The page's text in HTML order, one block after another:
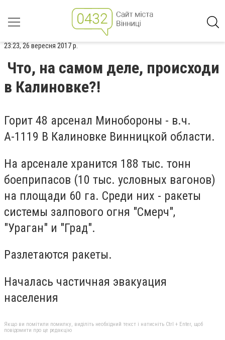
23:23, 26 вересня 2017 р.
Что, на самом деле, происходи
в Калиновке?!
Горит 48 арсенал Минобороны - в.ч.
А-1119 В Калиновке Винницкой области.
На арсенале хранится 188 тыс. тонн
боеприпасов (10 тыс. условных вагонов)
на площади 60 га. Среди них - ракеты
системы залпового огня "Смерч",
"Ураган" и "Град".
Разлетаются ракеты.
Началась частичная эвакуация
населения
Якщо ви помітили помилку, виділіть необхідний текст і натисніть Ctrl + Enter, щоб
повідомити про це редакцію